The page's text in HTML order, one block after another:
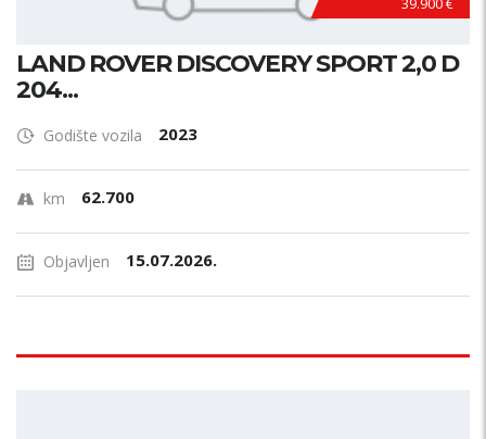
LAND ROVER DISCOVERY SPORT 2,0 D
204...
Godište vozila 2023
km 62.700
Objavljen 15.07.2026.